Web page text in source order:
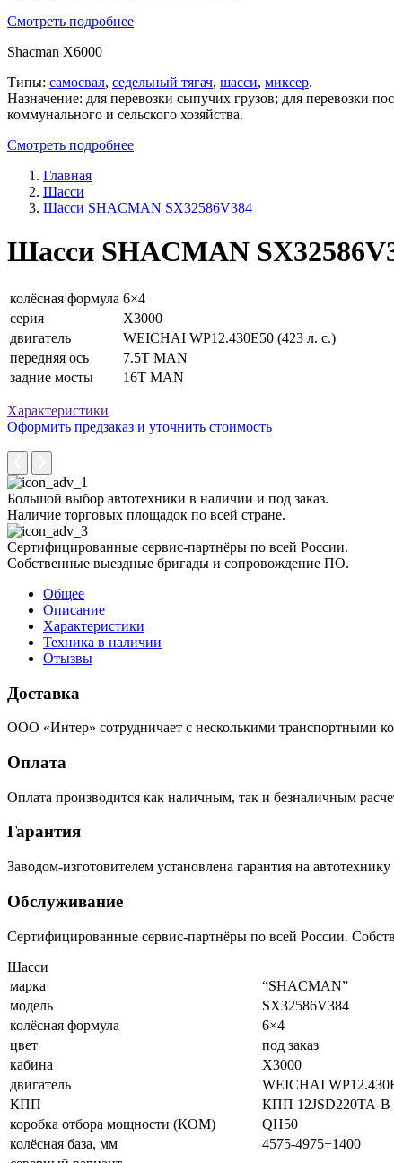
Смотреть подробнее
Shacman X6000
Типы: самосвал, седельный тягач, шасси, миксер.
Назначение: для перевозки сыпучих грузов; для перевозки
коммунального и сельского хозяйства.
Смотреть подробнее
Главная
Шасси
Шасси SHACMAN SX32586V384
Шасси SHACMAN
колёсная формула 6×4
серия
X3000
двигатель
WEICHAI WP12.430E50 (423 л. с.)
передняя ось
7.5T MAN
задние мосты
16T MAN
Характеристики
Оформить предзаказ и уточнить стоимость
Большой выбор автотехники в наличии и под заказ.
Наличие торговых площадок по всей стране.
Сертифицированные сервис-партнёры по всей России.
Собственные выездные бригады и сопровождение ПО.
Общее
Описание
Характеристики
Техника в наличии
Отызвы
Доставка
ООО «Интер» сотрудничает с несколькими транспортными
Оплата
Оплата производится как наличным, так и безналичным
Гарантия
Заводом-изготовителем установлена гарантия на
Обслуживание
Сертифицированные сервис-партнёры по всей России.
Шасси
марка
“SHACMAN”
модель
SX32586V384
колёсная формула
6×4
цвет
под заказ
кабина
X3000
двигатель
WEICHAI
КПП
КПП 12JSD220TA-B
коробка отбора мощности (КОМ)
QH50
колёсная база, мм
4575-4975+1400